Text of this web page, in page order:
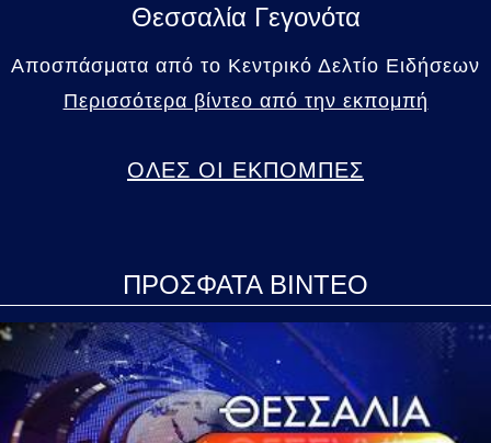
Θεσσαλία Γεγονότα
Αποσπάσματα από το Κεντρικό Δελτίο Ειδήσεων
Περισσότερα βίντεο από την εκπομπή
ΟΛΕΣ ΟΙ ΕΚΠΟΜΠΕΣ
ΠΡΟΣΦΑΤΑ ΒΙΝΤΕΟ